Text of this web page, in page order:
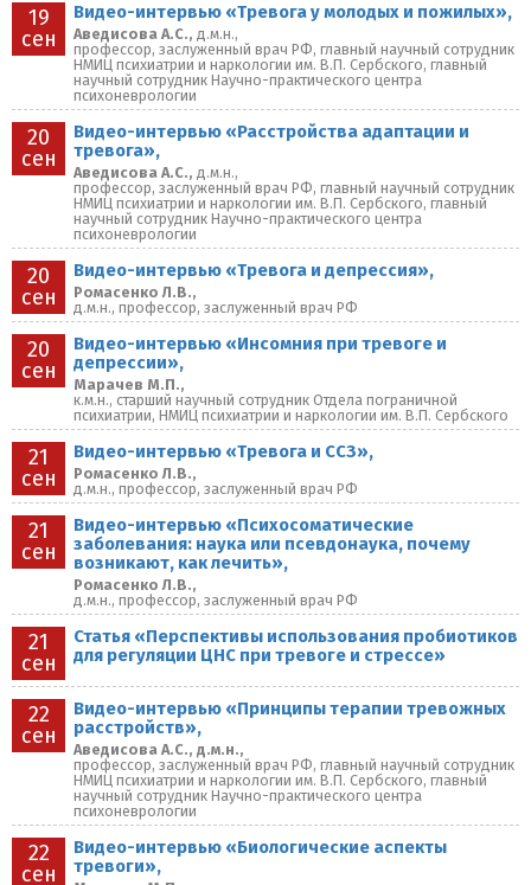
19
сен
Видео-интервью «Тревога у молодых и пожилых»,
Аведисова А.С., д.м.н.,
профессор, заслуженный врач РФ, главный научный сотрудник
НМИЦ психиатрии и наркологии им. В.П. Сербского, главный
научный сотрудник Научно-практического центра
психоневрологии
20
сен
Видео-интервью «Расстройства адаптации и
тревога»,
Аведисова А.С., д.м.н.,
профессор, заслуженный врач РФ, главный научный сотрудник
НМИЦ психиатрии и наркологии им. В.П. Сербского, главный
научный сотрудник Научно-практического центра
психоневрологии
20
сен
Видео-интервью «Тревога и депрессия»,
Ромасенко Л.В.,
д.м.н., профессор, заслуженный врач РФ
20
сен
Видео-интервью «Инсомния при тревоге и
депрессии»,
Марачев М.П.,
к.м.н., старший научный сотрудник Отдела пограничной
психиатрии, НМИЦ психиатрии и наркологии им. В.П. Сербского
21
сен
Видео-интервью «Тревога и ССЗ»,
Ромасенко Л.В.,
д.м.н., профессор, заслуженный врач РФ
21
сен
Видео-интервью «Психосоматические
заболевания: наука или псевдонаука, почему
возникают, как лечить»,
Ромасенко Л.В.,
д.м.н., профессор, заслуженный врач РФ
21
сен
Статья «Перспективы использования пробиотиков
для регуляции ЦНС при тревоге и стрессе»
22
сен
Видео-интервью «Принципы терапии тревожных
расстройств»,
Аведисова А.С., д.м.н.,
профессор, заслуженный врач РФ, главный научный сотрудник
НМИЦ психиатрии и наркологии им. В.П. Сербского, главный
научный сотрудник Научно-практического центра
психоневрологии
22
сен
Видео-интервью «Биологические аспекты
тревоги»,